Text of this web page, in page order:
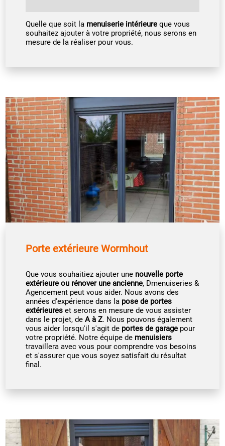
Quelle que soit la menuiserie intérieure que vous
souhaitez ajouter à votre propriété, nous serons en
mesure de la réaliser pour vous.
Porte extérieure Wormhout
Que vous souhaitiez ajouter une nouvelle porte
extérieure ou rénover une ancienne, Dmenuiseries &
Agencement peut vous aider. Nous avons des
années d'expérience dans la pose de portes
extérieures et serons en mesure de vous assister
dans le projet, deA à Z. Nous pouvons également
vous aider lorsqu'il s'agit de portes de garage pour
votre propriété. Notre équipe de menuisiers
travaillera avec vous pour comprendre vos besoins
et s'assurer que vous soyez satisfait du résultat
final.